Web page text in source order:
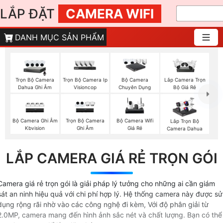
LẮP ĐẶT CAMERA WIFI
DANH MỤC SẢN PHẨM
Trọn Bộ Camera
Dahua Ghi Âm
Trọn Bộ Camera Ip
Visioncop
Bộ Camera
Chuyên Dụng
Lắp Camera Trọn
Bộ Giá Rẻ
Bộ Camera Ghi Âm
Kbvision
Trọn Bộ Camera
Ghi Âm
Bộ Camera Wifi
Giá Rẻ
Lắp Trọn Bộ
Camera Dahua
LẮP CAMERA GIÁ RẺ TRỌN GÓI
giá rẻ trọn gói là giải pháp lý tưởng cho những ai cần giám
an ninh hiệu quả với chi phí hợp lý. Hệ thống camera này được sử
rộng rãi nhờ vào các công nghệ đi kèm, Với độ phân giải từ
camera mang đến hình ảnh sắc nét và chất lượng. Bạn có thể